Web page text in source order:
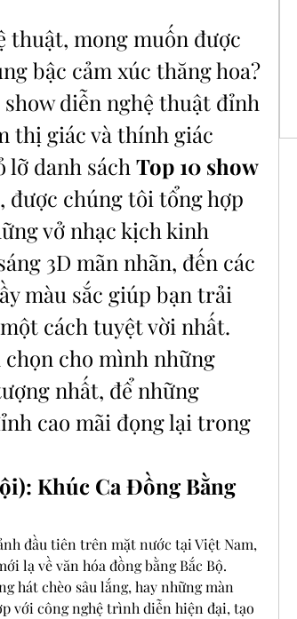
thuật, mong muốn được
bậc cảm xúc thăng hoa?
diễn nghệ thuật đỉnh
thị giác và thính giác
lỡ danh sách Top 10 show
, được chúng tôi tổng hợp
vở nhạc kịch kinh
3D mãn nhãn, đến các
màu sắc giúp bạn trải
cách tuyệt vời nhất.
chọn cho mình những
nhất, để những
cao mãi đọng lại trong
Khúc Ca Đồng Bằng
đầu tiên trên mặt nước tại Việt Nam,
lạ về văn hóa đồng bằng Bắc Bộ.
hát chèo sâu lắng, hay những màn
với công nghệ trình diễn hiện đại, tạo